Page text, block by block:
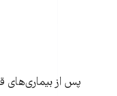
پس از بيماری‌های